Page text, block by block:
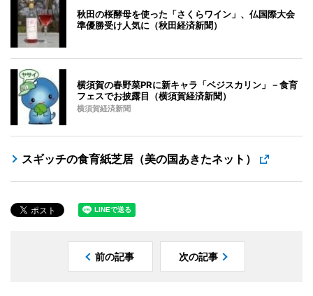
秋田の桜酵母を使った「さくらワイン」、仏国際大会
準優勝受け人気に（秋田経済新聞）
横須賀の春野菜PRに新キャラ「ベジスカリン」－食育
フェスでお披露目（横須賀経済新聞）
横須賀経済新聞
スギッチの食育紙芝居（美の国あきたネット）
前の記事 次の記事